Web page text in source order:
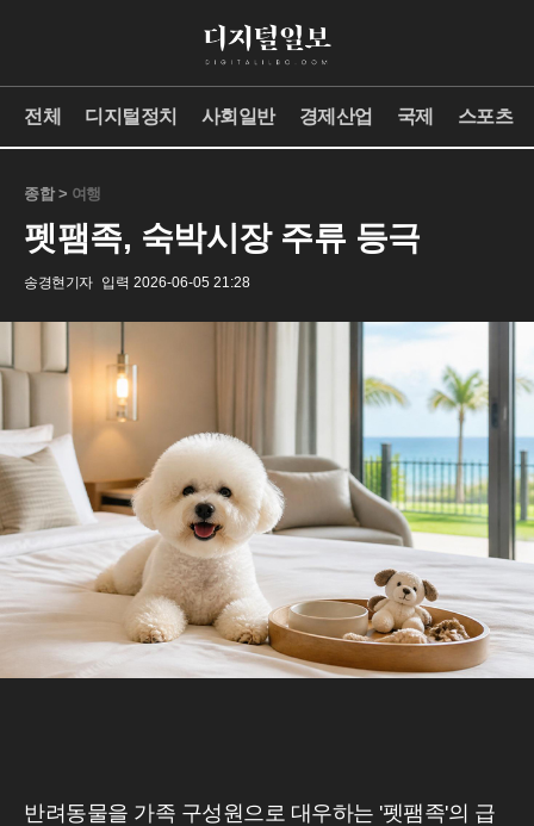
전체 디지털정치 사회일반 경제산업 국제 스포츠
종합 > 여행
펫팸족, 숙박시장 주류 등극
송경현기자 입력 2026-06-05 21:28
반려동물을 가족 구성원으로 대우하는 '펫팸족'의 급